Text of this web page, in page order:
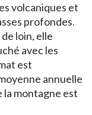
volcaniques et
profondes.
loin, elle
avec les
est
annuelle
la montagne est